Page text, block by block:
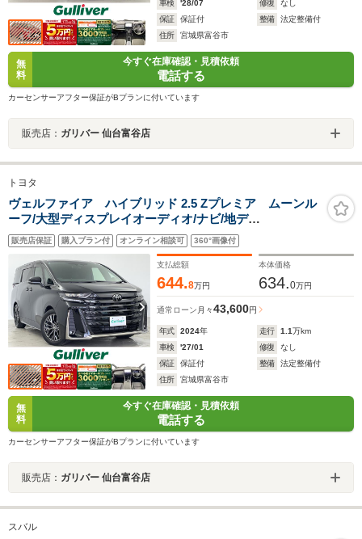
車検 '28/07 修復
なし
保証
保証付 整備
法定整備付
住所
宮城県富谷市
無
料
今すぐ在庫確認・見積依頼
電話する
カーセンサーアフター保証がBプランに付いています
販売店： ガリバー 仙台富谷店
トヨタ
ヴェルファイア ハイブリッド 2.5 Zプレミア ムーンル
ーフ/大型ディスプレイオーディオ/ナビ/地デ
ジ/Bluetooth/USB/Miracast/全方位カメラ/ETC2.0/シート
ヒーター/エアシート/パワーシート/オットマン/両側電動
スライドドア/ワイヤレス充電/AC100V/禁煙車
販売店保証 購入プラン付 オンライン相談可 360°画像付
支払総額
644.8万円
本体価格
634.0万円
通常ローン 月々43,600円
年式 2024年 走行 1.1万km
車検
'27/01 修復
なし
保証
保証付 整備
法定整備付
住所
宮城県富谷市
無
料
今すぐ在庫確認・見積依頼
電話する
カーセンサーアフター保証がBプランに付いています
販売店： ガリバー 仙台富谷店
スバル